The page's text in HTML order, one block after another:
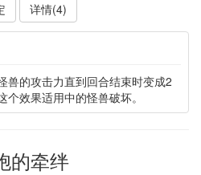
详情(4)
的攻击力直到回合结束时变成2
效果适用中的怪兽破坏。
的牵绊